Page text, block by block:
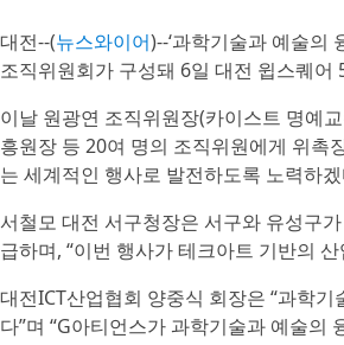
대전--(뉴스와이어)--‘과학기술과 예술의
조직위원회가 구성돼 6일 대전 윕스퀘
이날 원광연 조직위원장(카이스트 명예
흥원장 등 20여 명의 조직위원에게 위촉
는 세계적인 행사로 발전하도록 노력하
서철모 대전 서구청장은 서구와 유성구
급하며, “이번 행사가 테크아트 기반의
대전ICT산업협회 양중식 회장은 “과학
다”며 “G아티언스가 과학기술과 예술의